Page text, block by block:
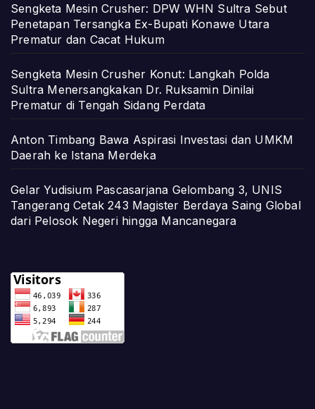
Sengketa Mesin Crusher: DPW WHN Sultra Sebut
Penetapan Tersangka Ex-Bupati Konawe Utara
Prematur dan Cacat Hukum
Sengketa Mesin Crusher Konut: Langkah Polda
Sultra Menersangkakan Dr. Ruksamin Dinilai
Prematur di Tengah Sidang Perdata
Anton Timbang Bawa Aspirasi Investasi dan UMKM
Daerah ke Istana Merdeka
Gelar Yudisium Pascasarjana Gelombang 3, UNIS
Tangerang Cetak 243 Magister Berdaya Saing Global
dari Pelosok Negeri hingga Mancanegara